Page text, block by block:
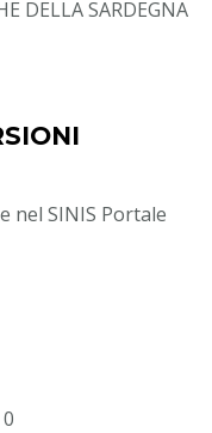
DELLA SARDEGNA
nel SINIS Portale
0